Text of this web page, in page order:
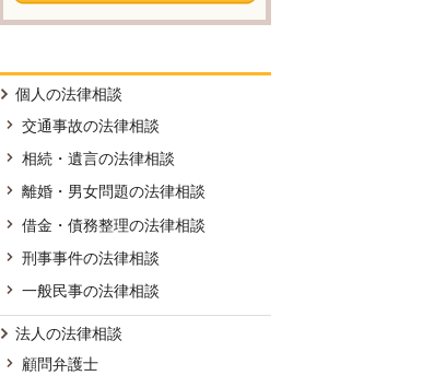
個人の法律相談
交通事故の法律相談
相続・遺言の法律相談
離婚・男女問題の法律相談
借金・債務整理の法律相談
刑事事件の法律相談
一般民事の法律相談
法人の法律相談
顧問弁護士